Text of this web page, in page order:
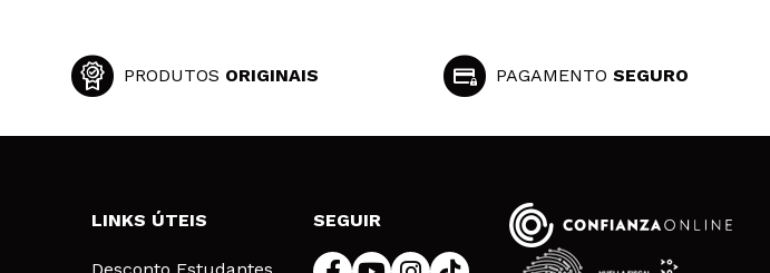
PRODUTOS ORIGINAIS PAGAMENTOSEGURO
LINKS ÚTEIS SEGUIR